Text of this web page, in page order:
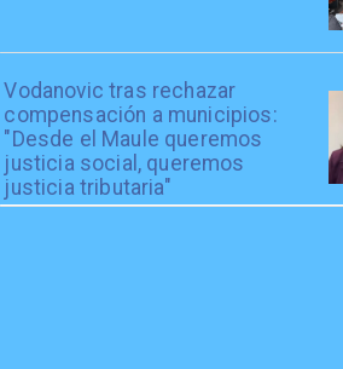
Vodanovic tras rechazar
compensación a municipios:
"Desde el Maule queremos
justicia social, queremos
justicia tributaria"